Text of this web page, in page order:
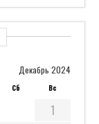
Декабрь 2024
Сб Вс
1